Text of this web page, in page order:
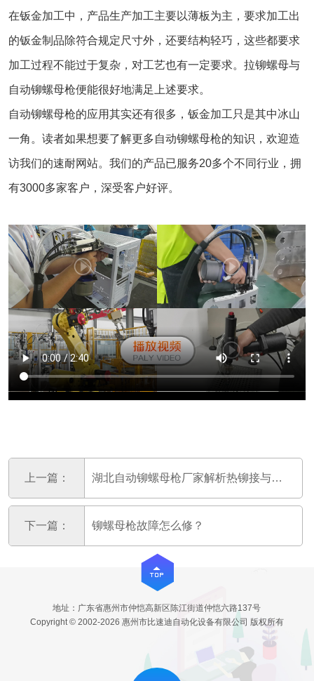
在钣金加工中，产品生产加工主要以薄板为主，要求加工出
的钣金制品除符合规定尺寸外，还要结构轻巧，这些都要求
加工过程不能过于复杂，对工艺也有一定要求。拉铆螺母与
自动铆螺母枪便能很好地满足上述要求。
自动铆螺母枪的应用其实还有很多，钣金加工只是其中冰山
一角。读者如果想要了解更多自动铆螺母枪的知识，欢迎造
访我们的速耐网站。我们的产品已服务20多个不同行业，拥
有3000多家客户，深受客户好评。
上一篇： 湖北自动铆螺母枪厂家解析热铆接与冷铆接区
下一篇： 铆螺母枪故障怎么修？
地址：广东省惠州市仲恺高新区陈江街道仲恺六路137号
Copyright © 2002-2026 惠州市比速迪自动化设备有限公司 版权所有